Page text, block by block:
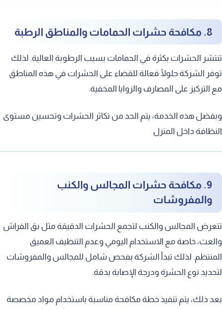
8. مكافحة حشرات الحمامات والمناطق الرطبة
تنتشر الحشرات بكثرة في الحمامات بسبب الرطوبة العالية. لذلك
توفر الشركة حلولًا فعالة للقضاء على الحشرات في هذه المناطق
مع التركيز على المصارف والزوايا المخفية.
وبفضل هذه الخدمة، يتم الحد من تكاثر الحشرات وتحسين مستوى
النظافة داخل المنزل
9. مكافحة حشرات المجالس والكنب
والمفروشات
تتعرض المجالس والكنب لتجمع الحشرات الدقيقة مثل بق الفراش
والعث، خاصة مع الاستخدام اليومي وعدم التنظيف العميق
المنتظم. لذلك تبدأ الشركة بفحص شامل للمجالس والمفروشات
لتحديد نوع الحشرة ودرجة الإصابة بدقة.
بعد ذلك، يتم تنفيذ خطة مكافحة مناسبة باستخدام مواد مخصصة